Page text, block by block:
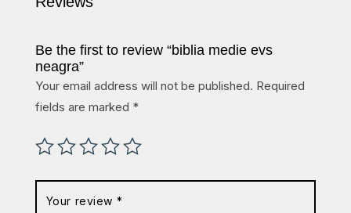
Be the first to review “biblia medie evs
neagra”
Your email address will not be published. Required
fields are marked *